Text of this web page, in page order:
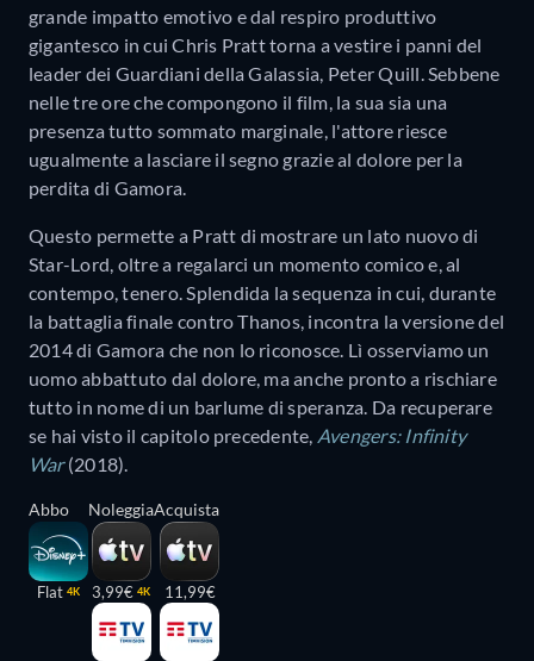
grande impatto emotivo e dal respiro produttivo
gigantesco in cui Chris Pratt torna a vestire i panni del
leader dei Guardiani della Galassia, Peter Quill. Sebbene
nelle tre ore che compongono il film, la sua sia una
presenza tutto sommato marginale, l'attore riesce
ugualmente a lasciare il segno grazie al dolore per la
perdita di Gamora.
Questo permette a Pratt di mostrare un lato nuovo di
Star-Lord, oltre a regalarci un momento comico e, al
contempo, tenero. Splendida la sequenza in cui, durante
la battaglia finale contro Thanos, incontra la versione del
2014 di Gamora che non lo riconosce. Lì osserviamo un
uomo abbattuto dal dolore, ma anche pronto a rischiare
tutto in nome di un barlume di speranza. Da recuperare
se hai visto il capitolo precedente, Avengers: Infinity
War (2018).
Abbo
Flat 4K
Noleggia
3,99€ 4K
Acquista
11,99€